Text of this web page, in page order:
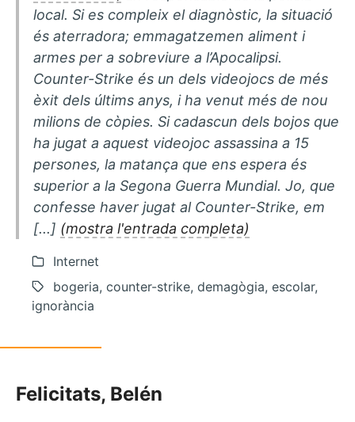
local. Si es compleix el diagnòstic, la situació
és aterradora; emmagatzemen aliment i
armes per a sobreviure a l’Apocalipsi.
Counter-Strike és un dels videojocs de més
èxit dels últims anys, i ha venut més de nou
milions de còpies. Si cadascun dels bojos que
ha jugat a aquest videojoc assassina a 15
persones, la matança que ens espera és
superior a la Segona Guerra Mundial. Jo, que
confesse haver jugat al Counter-Strike, em
[...] (mostra l'entrada completa)
Internet
bogeria, counter-strike, demagògia, escolar,
ignorància
Felicitats, Belén